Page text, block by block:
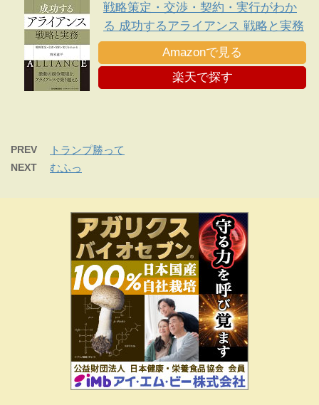
戦略策定・交渉・契約・実行がわか
る 成功するアライアンス 戦略と実務
Amazonで見る
楽天で探す
PREV トランプ勝って
NEXT むふっ